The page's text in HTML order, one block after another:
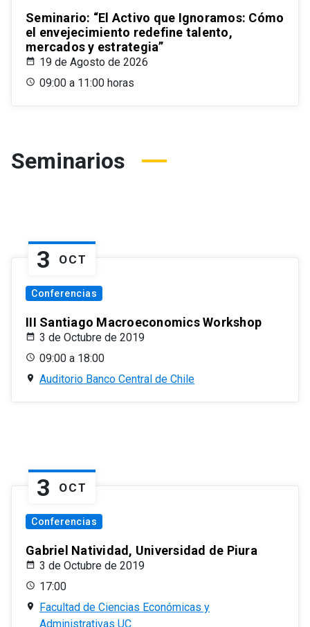
Seminario: “El Activo que Ignoramos: Cómo
el envejecimiento redefine talento,
mercados y estrategia”
19 de Agosto de 2026
09:00 a 11:00 horas
Seminarios
3 OCT
Conferencias
III Santiago Macroeconomics Workshop
3 de Octubre de 2019
09:00 a 18:00
Auditorio Banco Central de Chile
3 OCT
Conferencias
Gabriel Natividad, Universidad de Piura
3 de Octubre de 2019
17:00
Facultad de Ciencias Económicas y
Administrativas UC